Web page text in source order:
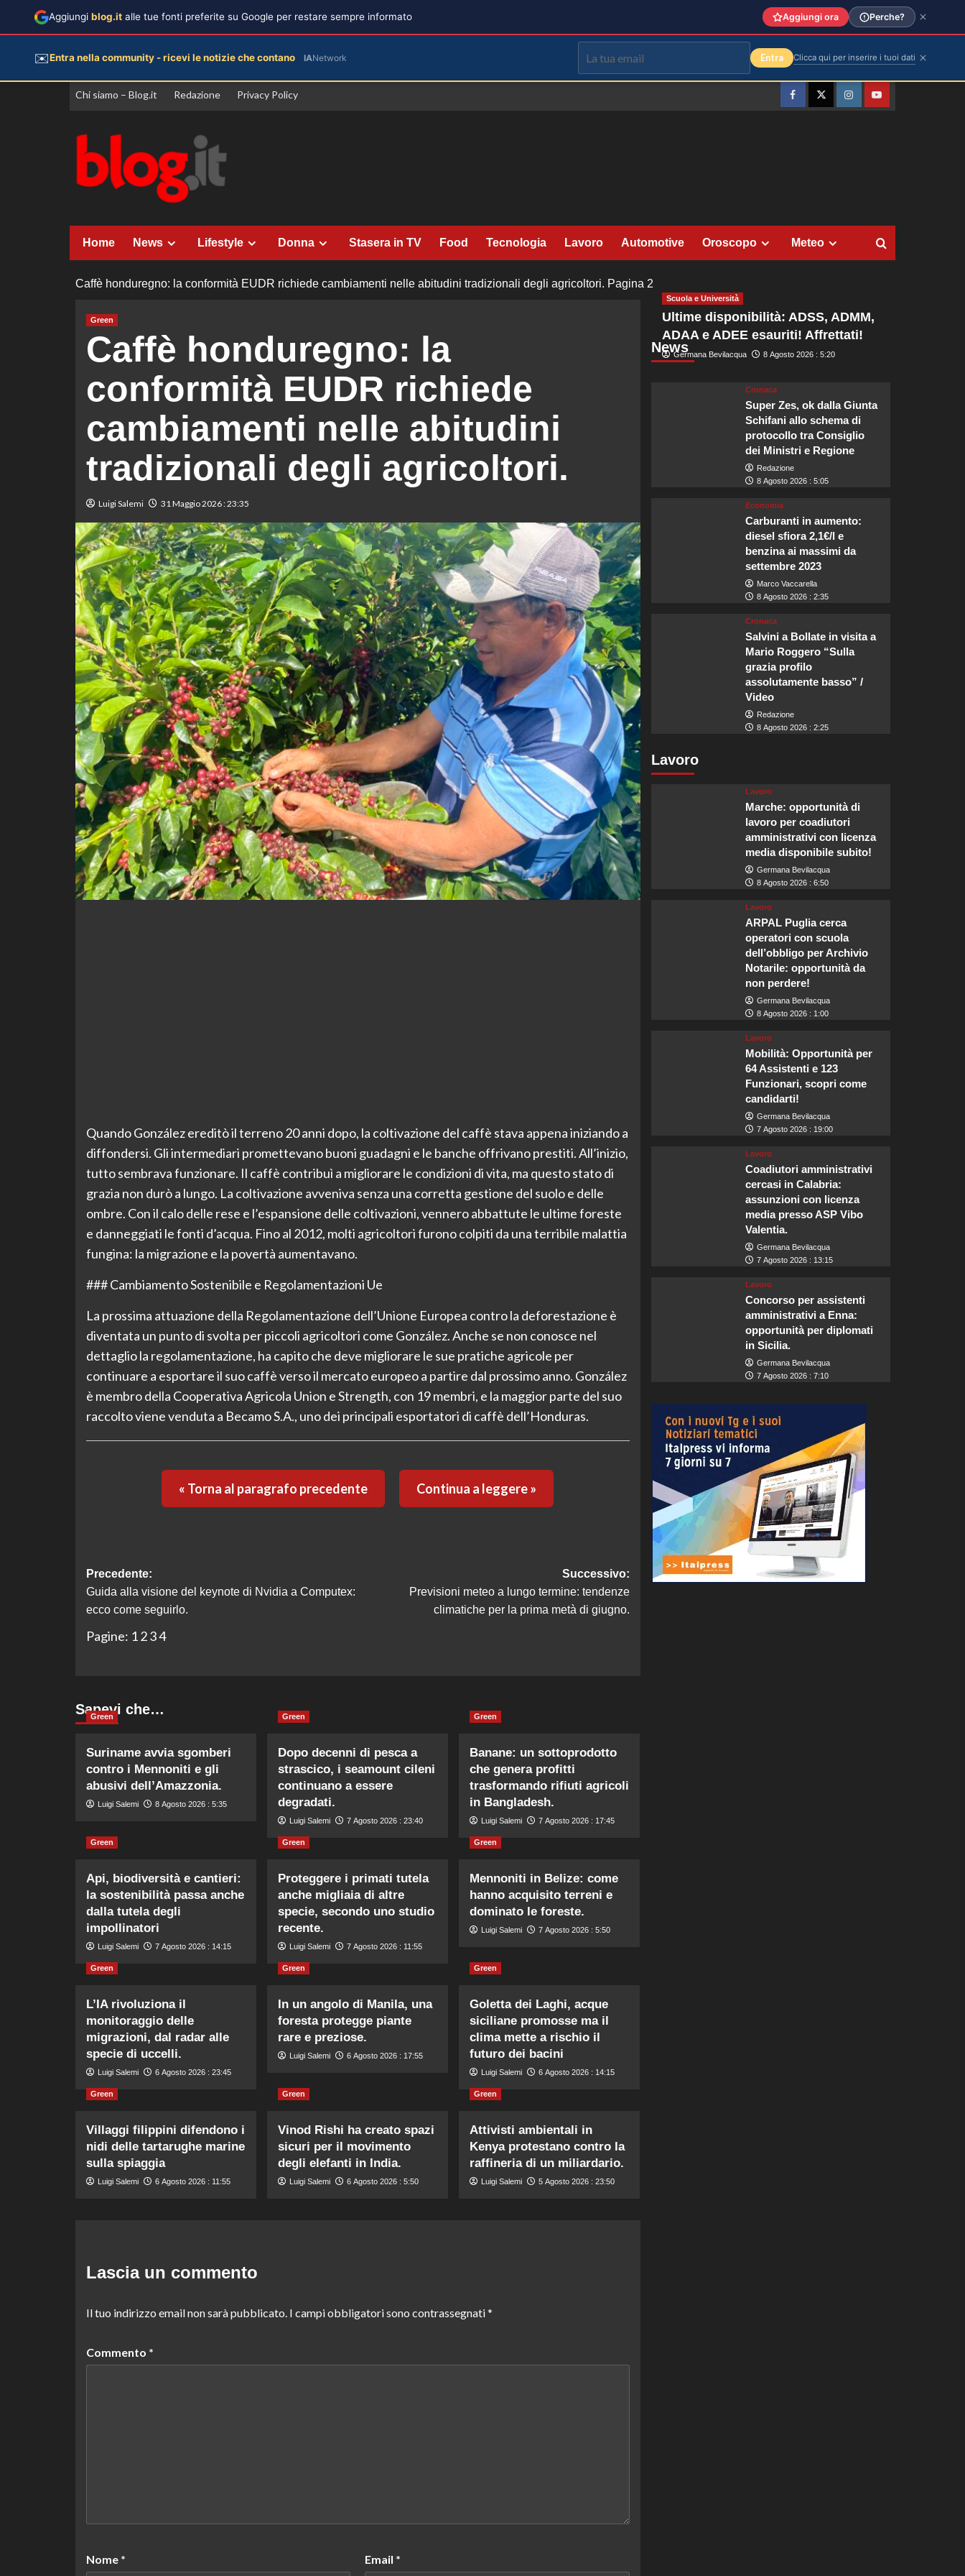
Vai
Chi siamo – Blog.it Redazione Privacy Policy
FacebookTwitterInstagramYouTube
Home News Lifestyle Donna Stasera in TV Food Tecnologia Lavoro Automotive Oroscopo Meteo
Caffè honduregno: la conformità EUDR richiede cambiamenti nelle abitudini tradizionali degli agricoltori. Pagina 2
Green
Caffè honduregno: la
conformità EUDR richiede
cambiamenti nelle abitudini
tradizionali degli agricoltori.
Luigi Salemi 31 Maggio 2026 : 23:35
Quando González ereditò il terreno 20 anni dopo, la coltivazione del caffè stava appena iniziando a
diffondersi. Gli intermediari promettevano buoni guadagni e le banche offrivano prestiti. All’inizio,
tutto sembrava funzionare. Il caffè contribuì a migliorare le condizioni di vita, ma questo stato di
grazia non durò a lungo. La coltivazione avveniva senza una corretta gestione del suolo e delle
ombre. Con il calo delle rese e l’espansione delle coltivazioni, vennero abbattute le ultime foreste
e danneggiati le fonti d’acqua. Fino al 2012, molti agricoltori furono colpiti da una terribile malattia
fungina: la migrazione e la povertà aumentavano.
### Cambiamento Sostenibile e Regolamentazioni Ue
La prossima attuazione della Regolamentazione dell’Unione Europea contro la deforestazione è
diventata un punto di svolta per piccoli agricoltori come González. Anche se non conosce nel
dettaglio la regolamentazione, ha capito che deve migliorare le sue pratiche agricole per
continuare a esportare il suo caffè verso il mercato europeo a partire dal prossimo anno. González
è membro della Cooperativa Agricola Union e Strength, con 19 membri, e la maggior parte del suo
raccolto viene venduta a Becamo S.A., uno dei principali esportatori di caffè dell’Honduras.
« Torna al paragrafo precedente Continua a leggere »
Navigazione
articolo
Precedente:
Guida alla visione del keynote di Nvidia a Computex:
ecco come seguirlo.
Successivo:
Previsioni meteo a lungo termine: tendenze
climatiche per la prima metà di giugno.
Pagine: 1 2 34
Sapevi che…
Green
Suriname avvia sgomberi
contro i Mennoniti e gli
abusivi dell’Amazzonia.
Luigi Salemi 8 Agosto 2026 : 5:35
Green
Dopo decenni di pesca a
strascico, i seamount cileni
continuano a essere
degradati.
Luigi Salemi 7 Agosto 2026 : 23:40
Green
Banane: un sottoprodotto
che genera profitti
trasformando rifiuti agricoli
in Bangladesh.
Luigi Salemi 7 Agosto 2026 : 17:45
Green
Api, biodiversità e cantieri:
la sostenibilità passa anche
dalla tutela degli
impollinatori
Luigi Salemi 7 Agosto 2026 : 14:15
Green
Proteggere i primati tutela
anche migliaia di altre
specie, secondo uno studio
recente.
Luigi Salemi 7 Agosto 2026 : 11:55
Green
Mennoniti in Belize: come
hanno acquisito terreni e
dominato le foreste.
Luigi Salemi 7 Agosto 2026 : 5:50
Green
L’IA rivoluziona il
monitoraggio delle
migrazioni, dal radar alle
specie di uccelli.
Luigi Salemi 6 Agosto 2026 : 23:45
Green
In un angolo di Manila, una
foresta protegge piante
rare e preziose.
Luigi Salemi 6 Agosto 2026 : 17:55
Green
Goletta dei Laghi, acque
siciliane promosse ma il
clima mette a rischio il
futuro dei bacini
Luigi Salemi 6 Agosto 2026 : 14:15
Green
Villaggi filippini difendono i
nidi delle tartarughe marine
sulla spiaggia
Luigi Salemi 6 Agosto 2026 : 11:55
Green
Vinod Rishi ha creato spazi
sicuri per il movimento
degli elefanti in India.
Luigi Salemi 6 Agosto 2026 : 5:50
Green
Attivisti ambientali in
Kenya protestano contro la
raffineria di un miliardario.
Luigi Salemi 5 Agosto 2026 : 23:50
Lascia un commento
Il tuo indirizzo email non sarà pubblicato. I campi obbligatori sono contrassegnati*
Commento *
Nome * Email *
News
Scuola e Università
Ultime disponibilità: ADSS, ADMM,
ADAA e ADEE esauriti! Affrettati!
Germana Bevilacqua 8 Agosto 2026 : 5:20
Cronaca
Super Zes, ok dalla Giunta
Schifani allo schema di
protocollo tra Consiglio
dei Ministri e Regione
Redazione
8 Agosto 2026 : 5:05
Economia
Carburanti in aumento:
diesel sfiora 2,1€/l e
benzina ai massimi da
settembre 2023
Marco Vaccarella
8 Agosto 2026 : 2:35
Cronaca
Salvini a Bollate in visita a
Mario Roggero “Sulla
grazia profilo
assolutamente basso” /
Video
Redazione
8 Agosto 2026 : 2:25
Lavoro
Lavoro
Marche: opportunità di
lavoro per coadiutori
amministrativi con licenza
media disponibile subito!
Germana Bevilacqua
8 Agosto 2026 : 6:50
Lavoro
ARPAL Puglia cerca
operatori con scuola
dell’obbligo per Archivio
Notarile: opportunità da
non perdere!
Germana Bevilacqua
8 Agosto 2026 : 1:00
Lavoro
Mobilità: Opportunità per
64 Assistenti e 123
Funzionari, scopri come
candidarti!
Germana Bevilacqua
7 Agosto 2026 : 19:00
Lavoro
Coadiutori amministrativi
cercasi in Calabria:
assunzioni con licenza
media presso ASP Vibo
Valentia.
Germana Bevilacqua
7 Agosto 2026 : 13:15
Lavoro
Concorso per assistenti
amministrativi a Enna:
opportunità per diplomati
in Sicilia.
Germana Bevilacqua
7 Agosto 2026 : 7:10
Aggiungi blog.it alle tue fonti preferite su Google per restare sempre informato Aggiungi ora Perche?
✉️Entra nella community - ricevi le notizie che contano IANetwork Entra Clicca qui per inserire i tuoi dati